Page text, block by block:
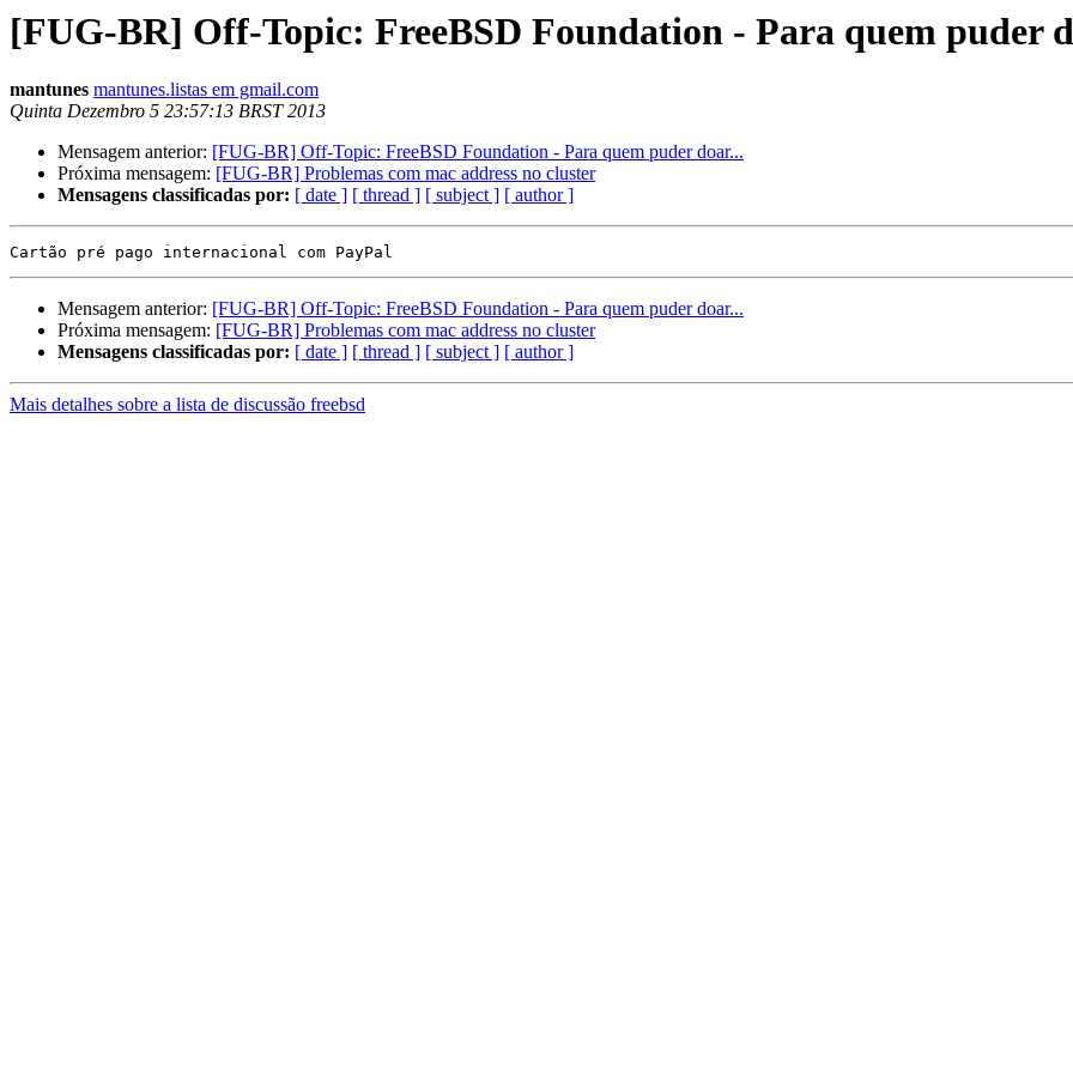
[FUG-BR] Off-Topic: FreeBSD Foundation - Para quem puder
mantunes mantunes.listas em gmail.com
Quinta Dezembro 5 23:57:13 BRST 2013
Mensagem anterior: [FUG-BR] Off-Topic: FreeBSD Foundation - Para quem puder doar...
Próxima mensagem: [FUG-BR] Problemas com mac address no cluster
Mensagens classificadas por: [ date ] [ thread ] [ subject ] [ author ]
Mensagem anterior: [FUG-BR] Off-Topic: FreeBSD Foundation - Para quem puder doar...
Próxima mensagem: [FUG-BR] Problemas com mac address no cluster
Mensagens classificadas por: [ date ] [ thread ] [ subject ] [ author ]
Mais detalhes sobre a lista de discussão freebsd